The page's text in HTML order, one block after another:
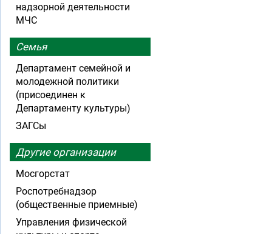
надзорной деятельности
МЧС
Семья
Департамент семейной и
молодежной политики
(присоединен к
Департаменту культуры)
ЗАГСы
Другие организации
Мосгорстат
Роспотребнадзор
(общественные приемные)
Управления физической